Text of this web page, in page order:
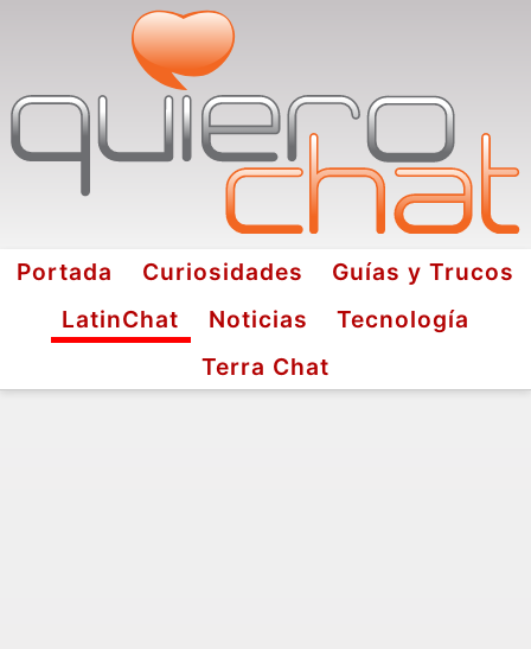
Portada Curiosidades
Guías y Trucos
LatinChat
Noticias
Tecnología
Terra Chat